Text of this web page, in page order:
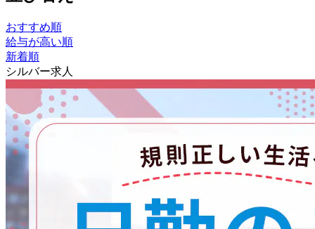
おすすめ順
給与が高い順
新着順
シルバー求人